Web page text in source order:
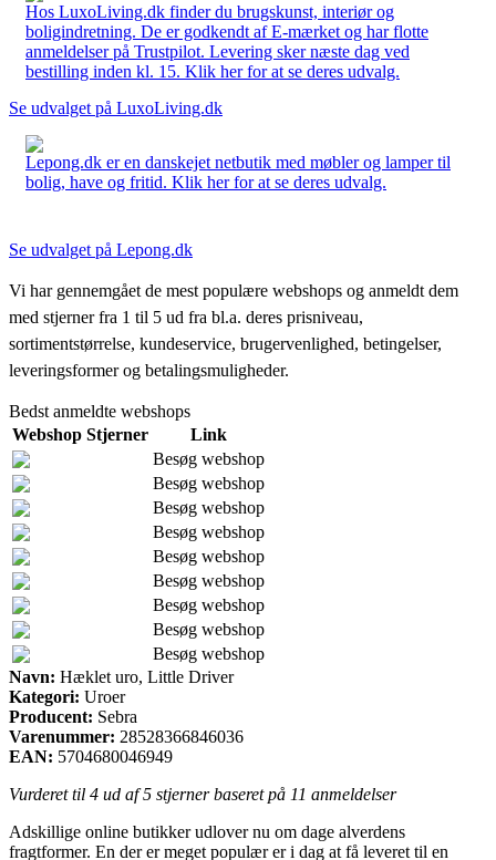
Hos LuxoLiving.dk finder du brugskunst, interiør og
boligindretning. De er godkendt af E-mærket og har flotte
anmeldelser på Trustpilot. Levering sker næste dag ved
bestilling inden kl. 15. Klik her for at se deres udvalg.
Se udvalget på LuxoLiving.dk
Lepong.dk er en danskejet netbutik med møbler og lamper til
bolig, have og fritid. Klik her for at se deres udvalg.
Se udvalget på Lepong.dk
Vi har gennemgået de mest populære webshops og anmeldt dem
med stjerner fra 1 til 5 ud fra bl.a. deres prisniveau,
sortimentstørrelse, kundeservice, brugervenlighed, betingelser,
leveringsformer og betalingsmuligheder.
Bedst anmeldte webshops
Webshop Stjerner
Link
Besøg webshop
Besøg webshop
Besøg webshop
Besøg webshop
Besøg webshop
Besøg webshop
Besøg webshop
Besøg webshop
Besøg webshop
Navn: Hæklet uro, Little Driver
Kategori: Uroer
Producent: Sebra
Varenummer: 28528366846036
EAN: 5704680046949
Vurderet til 4 ud af 5 stjerner baseret på 11 anmeldelser
Adskillige online butikker udlover nu om dage alverdens
fragtformer. En der er meget populær er i dag at få leveret til en